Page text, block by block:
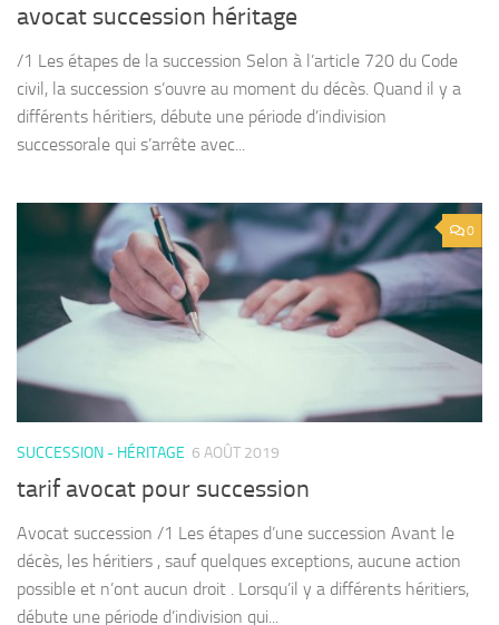
avocat succession héritage
/1 Les étapes de la succession Selon à l’article 720 du Code
civil, la succession s’ouvre au moment du décès. Quand il y a
différents héritiers, débute une période d’indivision
successorale qui s’arrête avec...
0
SUCCESSION - HÉRITAGE 6 AOÛT 2019
tarif avocat pour succession
Avocat succession /1 Les étapes d’une succession Avant le
décès, les héritiers , sauf quelques exceptions, aucune action
possible et n’ont aucun droit . Lorsqu’il y a différents héritiers,
débute une période d’indivision qui...